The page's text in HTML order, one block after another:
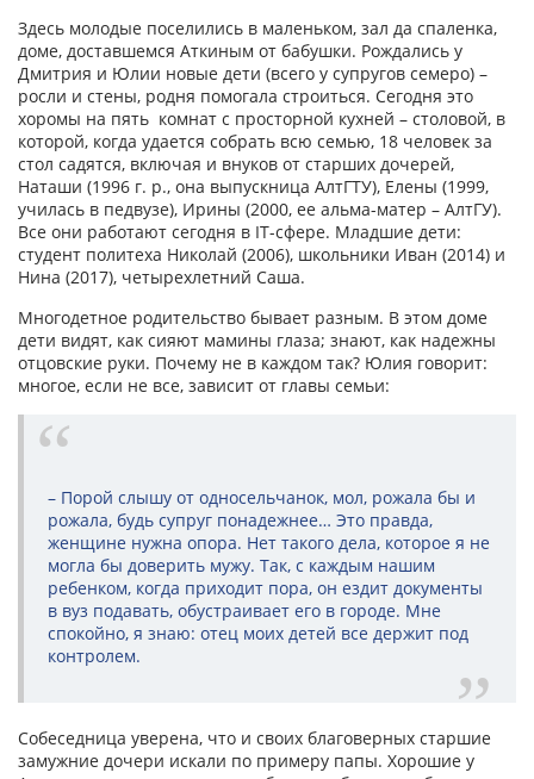
Здесь молодые поселились в маленьком, зал да спаленка,
доме, доставшемся Аткиным от бабушки. Рождались у
Дмитрия и Юлии новые дети (всего у супругов семеро) –
росли и стены, родня помогала строиться. Сегодня это
хоромы на пять комнат с просторной кухней – столовой, в
которой, когда удается собрать всю семью, 18 человек за
стол садятся, включая и внуков от старших дочерей,
Наташи (1996 г. р., она выпускница АлтГТУ), Елены (1999,
училась в педвузе), Ирины (2000, ее альма-матер – АлтГУ).
Все они работают сегодня в IT-сфере. Младшие дети:
студент политеха Николай (2006), школьники Иван (2014) и
Нина (2017), четырехлетний Саша.
Многодетное родительство бывает разным. В этом доме
дети видят, как сияют мамины глаза; знают, как надежны
отцовские руки. Почему не в каждом так? Юлия говорит:
многое, если не все, зависит от главы семьи:
– Порой слышу от односельчанок, мол, рожала бы и
рожала, будь супруг понадежнее… Это правда,
женщине нужна опора. Нет такого дела, которое я не
могла бы доверить мужу. Так, с каждым нашим
ребенком, когда приходит пора, он ездит документы
в вуз подавать, обустраивает его в городе. Мне
спокойно, я знаю: отец моих детей все держит под
контролем.
Собеседница уверена, что и своих благоверных старшие
замужние дочери искали по примеру папы. Хорошие у